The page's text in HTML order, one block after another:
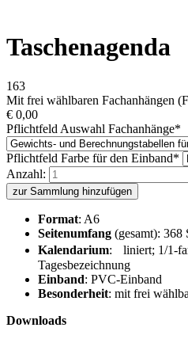
Taschenagenda
163
Mit frei wählbaren Fachanhängen
€ 0,00
Pflichtfeld Auswahl Fachanhänge*
Pflichtfeld Farbe für den Einband*
Anzahl:
zur Sammlung hinzufügen
Format: A6
Seitenumfang (gesamt): 368
Kalendarium: liniert; 1/1-
Tagesbezeichnung
Einband: PVC-Einband
Besonderheit: mit frei
Downloads